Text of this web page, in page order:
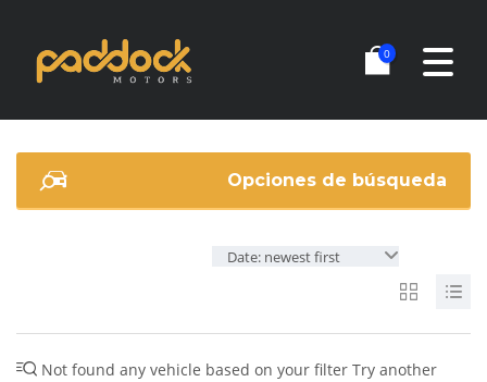
0
Opciones de búsqueda
Date: newest first
Not found any vehicle based on your filter Try another